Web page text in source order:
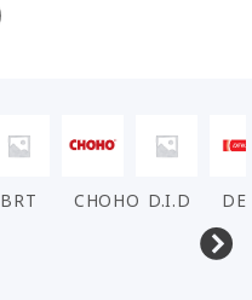
BRT CHOHO D.I.D